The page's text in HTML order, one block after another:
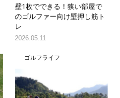
壁1枚でできる！狭い部屋で
のゴルファー向け壁押し筋ト
レ
2026.05.11
ゴルフライフ